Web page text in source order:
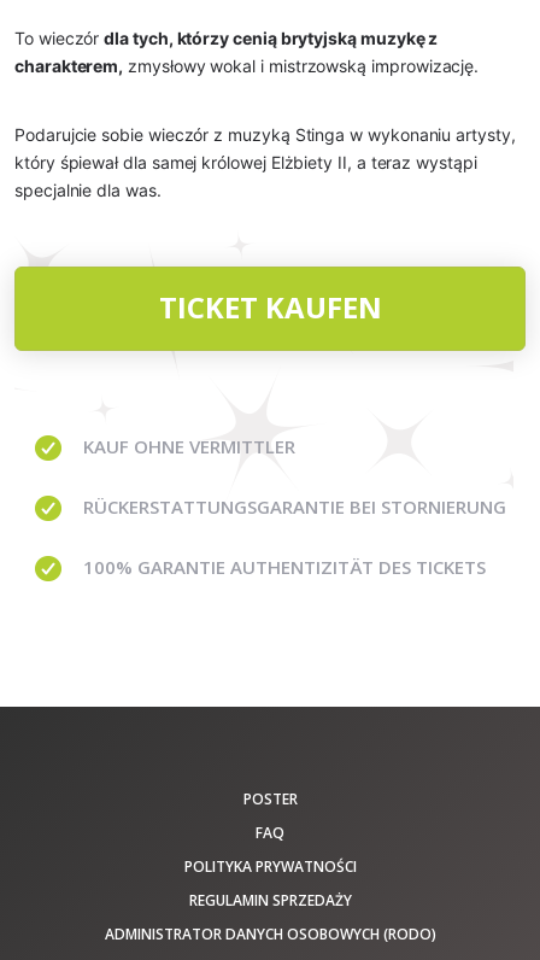
To wieczór dla tych, którzy cenią brytyjską muzykę z
charakterem, zmysłowy wokal i mistrzowską improwizację.
Podarujcie sobie wieczór z muzyką Stinga w wykonaniu artysty,
który śpiewał dla samej królowej Elżbiety II, a teraz wystąpi
specjalnie dla was.
TICKET KAUFEN
KAUF OHNE VERMITTLER
RÜCKERSTATTUNGSGARANTIE BEI STORNIERUNG
100% GARANTIE AUTHENTIZITÄT DES TICKETS
POSTER
FAQ
POLITYKA PRYWATNOŚCI
REGULAMIN SPRZEDAŻY
ADMINISTRATOR DANYCH OSOBOWYCH (RODO)